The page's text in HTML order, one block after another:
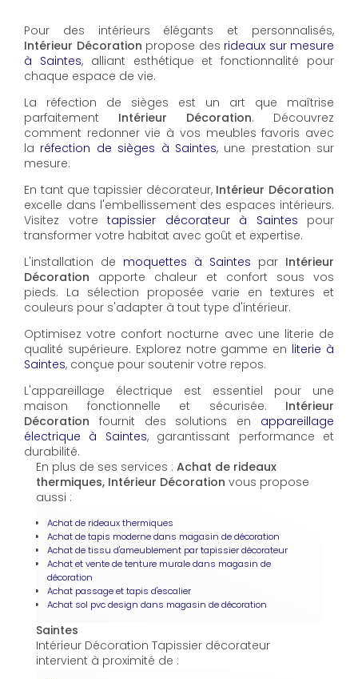
Pour des intérieurs élégants et personnalisés,
Intérieur Décoration propose des rideaux sur mesure
à Saintes, alliant esthétique et fonctionnalité pour
chaque espace de vie.
La réfection de sièges est un art que maîtrise
parfaitement Intérieur Décoration. Découvrez
comment redonner vie à vos meubles favoris avec
la réfection de sièges à Saintes, une prestation sur
mesure.
En tant que tapissier décorateur, Intérieur Décoration
excelle dans l'embellissement des espaces intérieurs.
Visitez votre tapissier décorateur à Saintes pour
transformer votre habitat avec goût et expertise.
L'installation de moquettes à Saintes par Intérieur
Décoration apporte chaleur et confort sous vos
pieds. La sélection proposée varie en textures et
couleurs pour s'adapter à tout type d'intérieur.
Optimisez votre confort nocturne avec une literie de
qualité supérieure. Explorez notre gamme en literie à
Saintes, conçue pour soutenir votre repos.
L'appareillage électrique est essentiel pour une
maison fonctionnelle et sécurisée. Intérieur
Décoration fournit des solutions en appareillage
électrique à Saintes, garantissant performance et
durabilité.
En plus de ses services : Achat de rideaux
thermiques, Intérieur Décoration vous propose
aussi :
Achat de rideaux thermiques
Achat de tapis moderne dans magasin de décoration
Achat de tissu d'ameublement par tapissier décorateur
Achat et vente de tenture murale dans magasin de
décoration
Achat passage et tapis d'escalier
Achat sol pvc design dans magasin de décoration
Saintes
Intérieur Décoration Tapissier décorateur
intervient à proximité de :